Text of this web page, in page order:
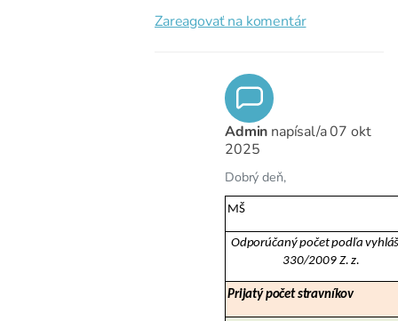
Zareagovať na komentár
Admin napísal/a07 okt
2025
Dobrý deň,
MŠ
Odporúčaný počet podľa
330/2009 Z. z.
Prijatý počet stravníkov